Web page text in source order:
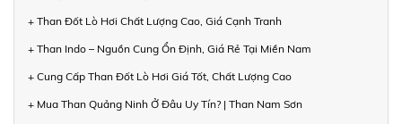
+ Than Đốt Lò Hơi Chất Lượng Cao, Giá Cạnh Tranh
+ Than Indo – Nguồn Cung Ổn Định, Giá Rẻ Tại Miền Nam
+ Cung Cấp Than Đốt Lò Hơi Giá Tốt, Chất Lượng Cao
+ Mua Than Quảng Ninh Ở Đâu Uy Tín? | Than Nam Sơn